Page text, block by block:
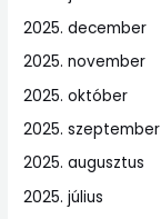
2025. december
2025. november
2025. október
2025. szeptember
2025. augusztus
2025. július